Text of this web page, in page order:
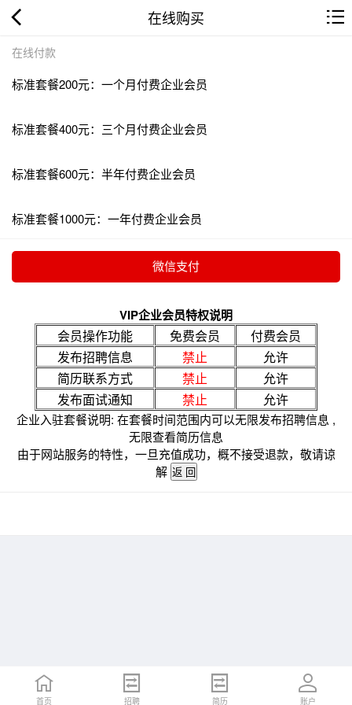
在线购买
在线付款
标准套餐200元：一个月付费企业会员
标准套餐400元：三个月付费企业会员
标准套餐600元：半年付费企业会员
标准套餐1000元：一年付费企业会员
VIP企业会员特权说明
会员操作功能 免费会员
付费会员
发布招聘信息
禁止
允许
简历联系方式
禁止
允许
发布面试通知
禁止 允许
企业入驻套餐说明: 在套餐时间范围内可以无限发布招聘信息 ,
无限查看简历信息
由于网站服务的特性，一旦充值成功，概不接受退款，敬请谅
解
首页 招聘 简历 账户